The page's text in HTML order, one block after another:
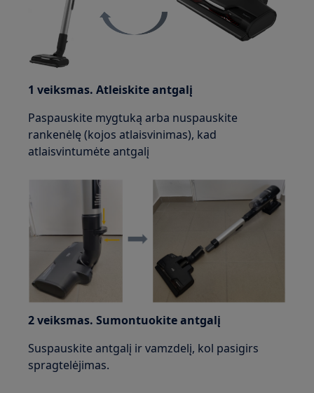
1 veiksmas. Atleiskite antgalį
Paspauskite mygtuką arba nuspauskite
rankenėlę (kojos atlaisvinimas), kad
atlaisvintumėte antgalį
2 veiksmas. Sumontuokite antgalį
Suspauskite antgalį ir vamzdelį, kol pasigirs
spragtelėjimas.